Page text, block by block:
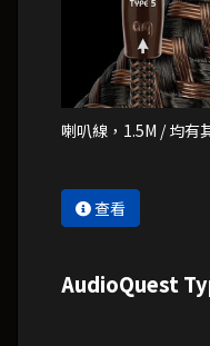
喇叭線，1.5M / 均有
查看
AudioQuest